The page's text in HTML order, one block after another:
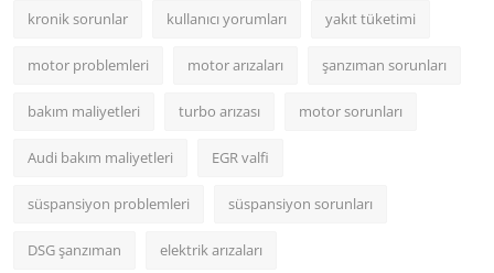
kronik sorunlar kullanıcı yorumları yakıt tüketimi
motor problemleri motor arızaları şanzıman sorunları
bakım maliyetleri turbo arızası motor sorunları
Audi bakım maliyetleri EGR valfi
süspansiyon problemleri süspansiyon sorunları
DSG şanzıman elektrik arızaları